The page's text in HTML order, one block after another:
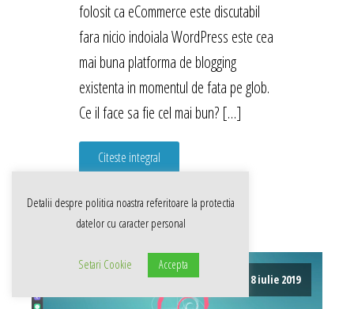
folosit ca eCommerce este discutabil
fara nicio indoiala WordPress este cea
mai buna platforma de blogging
existenta in momentul de fata pe glob.
Ce il face sa fie cel mai bun? […]
Citeste integral
8 iulie 2019
Detalii despre politica noastra referitoare la protectia
datelor cu caracter personal
Setari Cookie Accepta